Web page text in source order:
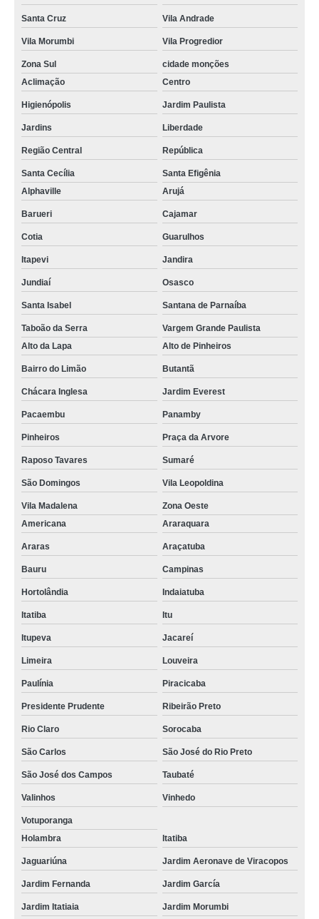
Santa Cruz Vila Andrade
Vila Morumbi Vila Progredior
Zona Sul
cidade monções
Aclimação
Centro
Higienópolis Jardim Paulista
Jardins Liberdade
Região Central República
Santa Cecília
Santa Efigênia
Alphaville
Arujá
Barueri Cajamar
Cotia Guarulhos
Itapevi Jandira
Jundiaí Osasco
Santa Isabel Santana de Parnaíba
Taboão da Serra
Vargem Grande Paulista
Alto da Lapa
Alto de Pinheiros
Bairro do Limão Butantã
Chácara Inglesa Jardim Everest
Pacaembu Panamby
Pinheiros Praça da Arvore
Raposo Tavares Sumaré
São Domingos Vila Leopoldina
Vila Madalena
Zona Oeste
Americana
Araraquara
Araras Araçatuba
Bauru Campinas
Hortolândia Indaiatuba
Itatiba Itu
Itupeva Jacareí
Limeira Louveira
Paulínia Piracicaba
Presidente Prudente Ribeirão Preto
Rio Claro Sorocaba
São Carlos São José do Rio Preto
São José dos Campos Taubaté
Valinhos Vinhedo
Votuporanga
Holambra
Itatiba
Jaguariúna Jardim Aeronave de Viracopos
Jardim Fernanda Jardim García
Jardim Itatiaia Jardim Morumbi